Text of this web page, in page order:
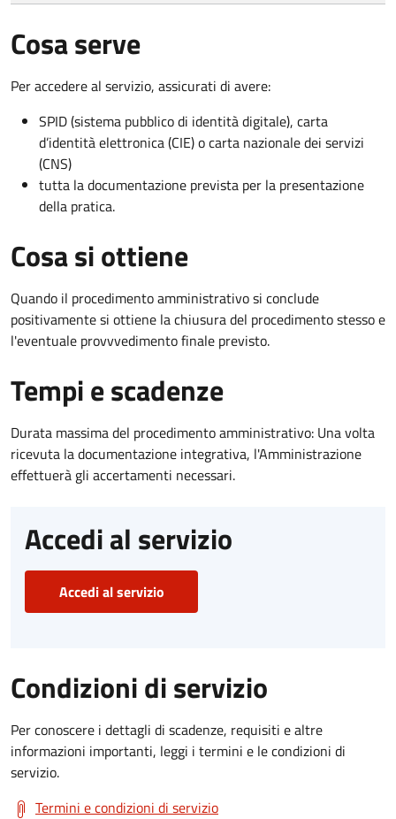
Cosa serve
Per accedere al servizio, assicurati di avere:
SPID (sistema pubblico di identità digitale), carta
d’identità elettronica (CIE) o carta nazionale dei servizi
(CNS)
tutta la documentazione prevista per la presentazione
della pratica.
Cosa si ottiene
Quando il procedimento amministrativo si conclude
positivamente si ottiene la chiusura del procedimento stesso e
l'eventuale provvvedimento finale previsto.
Tempi e scadenze
Durata massima del procedimento amministrativo: Una volta
ricevuta la documentazione integrativa, l'Amministrazione
effettuerà gli accertamenti necessari.
Accedi al servizio
Accedi al servizio
Condizioni di servizio
Per conoscere i dettagli di scadenze, requisiti e altre
informazioni importanti, leggi i termini e le condizioni di
servizio.
Termini e condizioni di servizio